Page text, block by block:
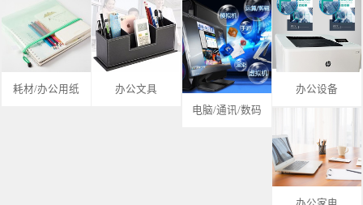
耗材/办公用纸
办公文具
电脑/通讯/数码
办公设备